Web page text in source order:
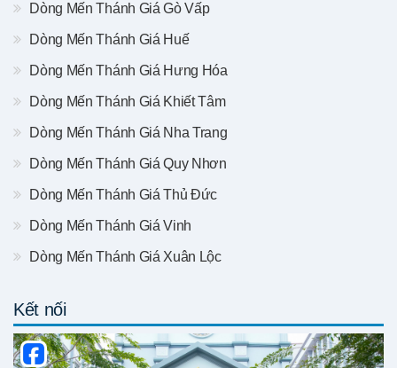
Dòng Mến Thánh Giá Gò Vấp
Dòng Mến Thánh Giá Huế
Dòng Mến Thánh Giá Hưng Hóa
Dòng Mến Thánh Giá Khiết Tâm
Dòng Mến Thánh Giá Nha Trang
Dòng Mến Thánh Giá Quy Nhơn
Dòng Mến Thánh Giá Thủ Đức
Dòng Mến Thánh Giá Vinh
Dòng Mến Thánh Giá Xuân Lộc
Kết nối